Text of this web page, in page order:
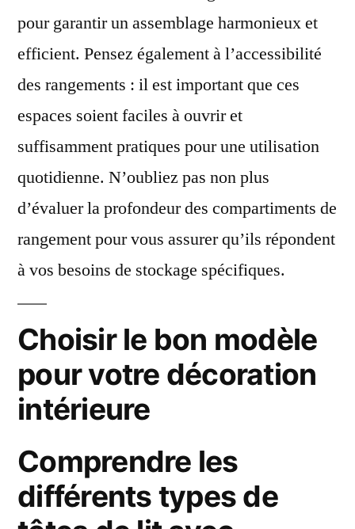
pour garantir un assemblage harmonieux et
efficient. Pensez également à l’accessibilité
des rangements : il est important que ces
espaces soient faciles à ouvrir et
suffisamment pratiques pour une utilisation
quotidienne. N’oubliez pas non plus
d’évaluer la profondeur des compartiments de
rangement pour vous assurer qu’ils répondent
à vos besoins de stockage spécifiques.
Choisir le bon modèle
pour votre décoration
intérieure
Comprendre les
différents types de